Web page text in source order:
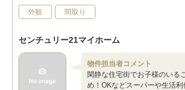
外観 間取り
センチュリー21マイホーム
物件担当者コメント
閑静な住宅街でお子様のいる
め！OKなどスーパーや生活